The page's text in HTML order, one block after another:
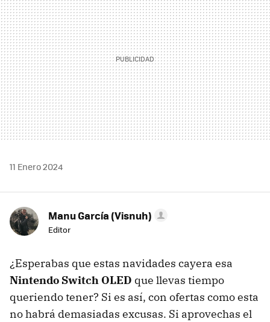
11 Enero 2024
Manu García (Visnuh)
Editor
¿Esperabas que estas navidades cayera esa
Nintendo Switch OLED que llevas tiempo
queriendo tener? Si es así, con ofertas como esta
no habrá demasiadas excusas. Si aprovechas el